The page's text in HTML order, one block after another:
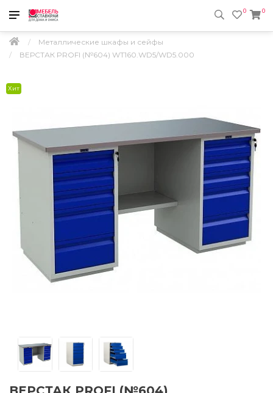
0
0
Металлические шкафы и сейфы
ВЕРСТАК PROFI (№604) WT160.WD5/WD5.000
Хит